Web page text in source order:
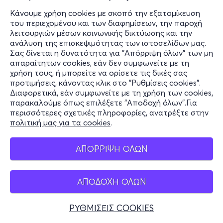
Κάνουμε χρήση cookies με σκοπό την εξατομίκευση
του περιεχομένου και των διαφημίσεων, την παροχή
λειτουργιών μέσων κοινωνικής δικτύωσης και την
ανάλυση της επισκεψιμότητας των ιστοσελίδων μας.
Σας δίνεται η δυνατότητα για "Απόρριψη όλων" των μη
απαραίτητων cookies, εάν δεν συμφωνείτε με τη
χρήση τους, ή μπορείτε να ορίσετε τις δικές σας
προτιμήσεις, κάνοντας κλικ στο "Ρυθμίσεις cookies".
Διαφορετικά, εάν συμφωνείτε με τη χρήση των cookies,
παρακαλούμε όπως επιλέξετε "Αποδοχή όλων".Για
περισσότερες σχετικές πληροφορίες, ανατρέξτε στην
πολιτική μας για τα cookies.
ΑΠΟΡΡΙΨΗ ΟΛΩΝ
ΑΠΟΔΟΧΗ ΟΛΩΝ
ΡΥΘΜΙΣΕΙΣ COOKIES